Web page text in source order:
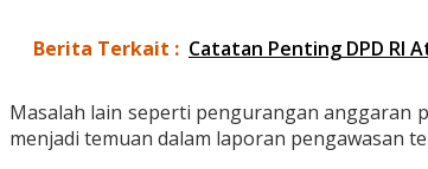
Berita Terkait : Catatan Penting DPD RI
Masalah lain seperti pengurangan anggaran
menjadi temuan dalam laporan pengawasan